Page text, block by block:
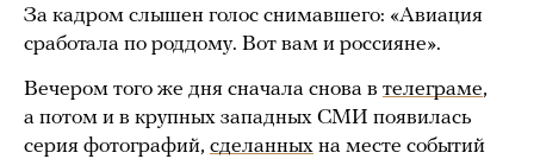
За кадром слышен голос снимавшего: «Авиация
сработала по роддому. Вот вам и россияне».
Вечером того же дня сначала снова в телеграме,
а потом и в крупных западных СМИ появилась
серия фотографий, сделанных на месте событий